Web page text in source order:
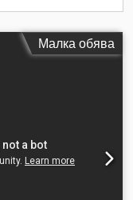
Малка обява